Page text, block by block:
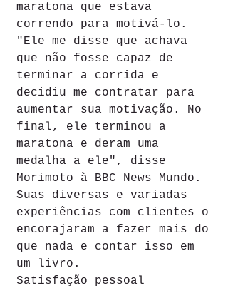
maratona que estava
correndo para motivá-lo.
"Ele me disse que achava
que não fosse capaz de
terminar a corrida e
decidiu me contratar para
aumentar sua motivação. No
final, ele terminou a
maratona e deram uma
medalha a ele", disse
Morimoto à BBC News Mundo.
Suas diversas e variadas
experiências com clientes o
encorajaram a fazer mais do
que nada e contar isso em
um livro.
Satisfação pessoal